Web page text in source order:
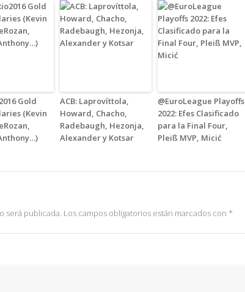
Gold
(Kevin
ACB: Laprovíttola,
Howard, Chacho,
Radebaugh, Hezonja,
Alexander y Kotsar
@EuroLeague Playoffs
2022: Efes Clasificado
para la Final Four,
Pleiß MVP, Micić
será publicada. Los campos obligatorios están marcados con *